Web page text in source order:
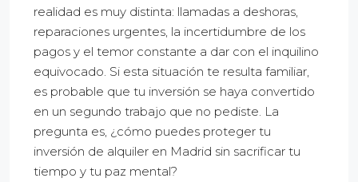
realidad es muy distinta: llamadas a deshoras,
reparaciones urgentes, la incertidumbre de los
pagos y el temor constante a dar con el inquilino
equivocado. Si esta situación te resulta familiar,
es probable que tu inversión se haya convertido
en un segundo trabajo que no pediste. La
pregunta es, ¿cómo puedes proteger tu
inversión de alquiler en Madrid sin sacrificar tu
tiempo y tu paz mental?